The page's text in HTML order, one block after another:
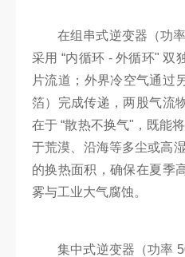
在组串式逆变器（功
采用 “内循环 - 外循环" 双
片流道；外界冷空气通过
箔）完成传递，两股气流
在于 “散热不换气"，既能
于荒漠、沿海等多尘或高
的换热面积，确保在夏季
雾与工业大气腐蚀。
集中式逆变器（功率